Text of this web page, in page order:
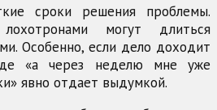
сроки решения проблемы.
могут длиться
Особенно, если дело доходит
«а через неделю мне уже
явно отдает выдумкой.